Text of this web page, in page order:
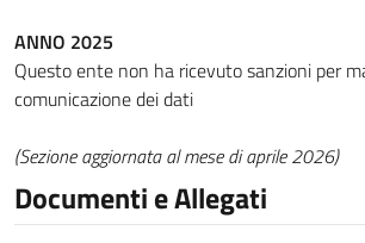
ANNO 2025
Questo ente non ha ricevuto sanzioni per
comunicazione dei dati
(Sezione aggiornata al mese di aprile 2026)
Documenti e Allegati